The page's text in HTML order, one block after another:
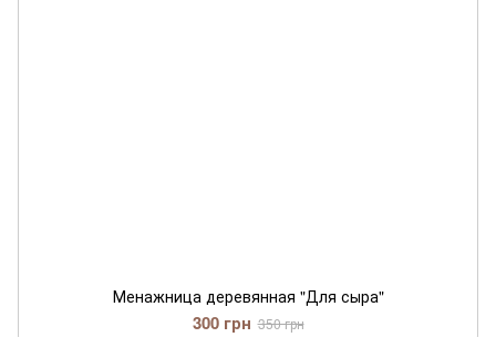
Менажница деревянная "Для сыра"
300 грн 350 грн